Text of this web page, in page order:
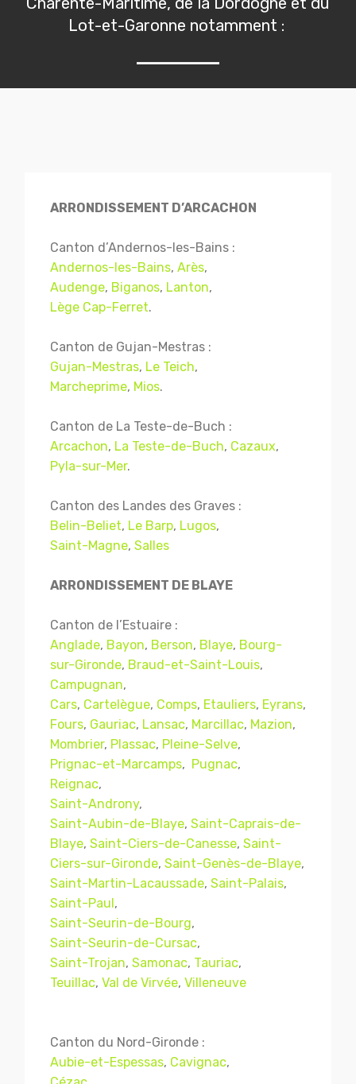
Lot-et-Garonne notamment :
ARRONDISSEMENT D’ARCACHON
Canton d’Andernos-les-Bains :
Andernos-les-Bains, Arès,
Audenge, Biganos, Lanton,
Lège Cap-Ferret.
Canton de Gujan-Mestras :
Gujan-Mestras, Le Teich,
Marcheprime, Mios.
Canton de La Teste-de-Buch :
Arcachon, La Teste-de-Buch, Cazaux,
Pyla-sur-Mer.
Canton des Landes des Graves :
Belin-Beliet, Le Barp, Lugos,
Saint-Magne, Salles
ARRONDISSEMENT DE BLAYE
Canton de l’Estuaire :
Anglade, Bayon, Berson, Blaye, Bourg-
sur-Gironde, Braud-et-Saint-Louis,
Campugnan,
Cars, Cartelègue, Comps, Etauliers, Eyrans,
Fours, Gauriac, Lansac, Marcillac, Mazion,
Mombrier, Plassac, Pleine-Selve,
Prignac-et-Marcamps, Pugnac,
Reignac,
Saint-Androny,
Saint-Aubin-de-Blaye, Saint-Caprais-de-
Blaye, Saint-Ciers-de-Canesse, Saint-
Ciers-sur-Gironde, Saint-Genès-de-Blaye,
Saint-Martin-Lacaussade, Saint-Palais,
Saint-Paul,
Saint-Seurin-de-Bourg,
Saint-Seurin-de-Cursac,
Saint-Trojan, Samonac, Tauriac,
Teuillac, Val de Virvée, Villeneuve
Canton du Nord-Gironde :
Aubie-et-Espessas, Cavignac,
Mentions légales
référencé par© MACWIN